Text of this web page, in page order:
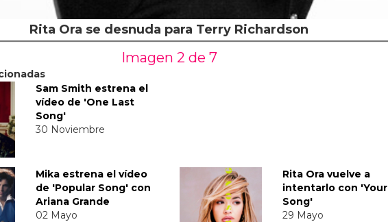
Rita Ora se desnuda para Terry Richardson
Imagen 2 de 7
Sam Smith estrena el
vídeo de 'One Last
Song'
30 Noviembre
Mika estrena el vídeo
de 'Popular Song' con
Ariana Grande
02 Mayo
Rita Ora vuelve a
intentarlo con 'Your
Song'
29 Mayo